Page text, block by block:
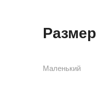
Размер
Маленький